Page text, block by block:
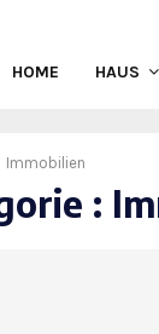
HOME HAUS
Immobilien
: